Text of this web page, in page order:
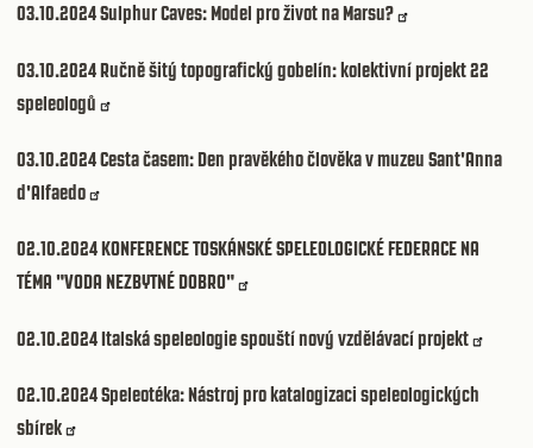
03.10.2024Sulphur Caves: Model pro život na Marsu?
03.10.2024Ručně šitý topografický gobelín: kolektivní projekt 22
speleologů
03.10.2024Cesta časem: Den pravěkého člověka v muzeu Sant'Anna
d'Alfaedo
02.10.2024KONFERENCE TOSKÁNSKÉ SPELEOLOGICKÉ FEDERACE NA
TÉMA "VODA NEZBYTNÉ DOBRO"
02.10.2024Italská speleologie spouští nový vzdělávací projekt
02.10.2024Speleotéka: Nástroj pro katalogizaci speleologických
sbírek